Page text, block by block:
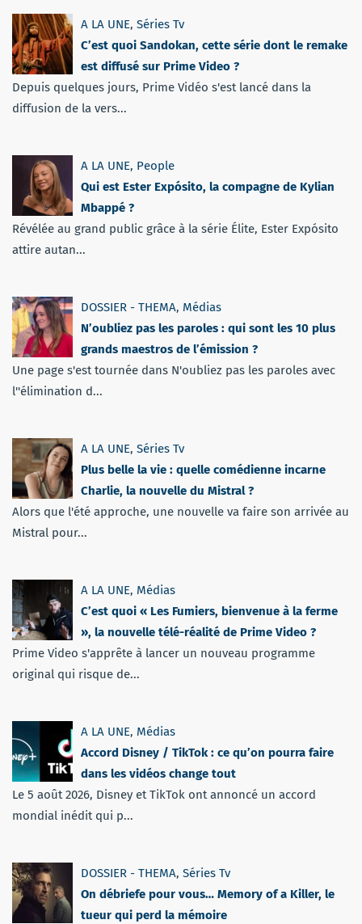
A LA UNE, Séries Tv
C’est quoi Sandokan, cette série dont le remake
est diffusé sur Prime Video ?
Depuis quelques jours, Prime Vidéo s'est lancé dans la
diffusion de la vers...
A LA UNE, People
Qui est Ester Expósito, la compagne de Kylian
Mbappé ?
Révélée au grand public grâce à la série Élite, Ester Expósito
attire autan...
DOSSIER - THEMA, Médias
N’oubliez pas les paroles : qui sont les 10 plus
grands maestros de l’émission ?
Une page s'est tournée dans N'oubliez pas les paroles avec
l''élimination d...
A LA UNE, Séries Tv
Plus belle la vie : quelle comédienne incarne
Charlie, la nouvelle du Mistral ?
Alors que l'été approche, une nouvelle va faire son arrivée au
Mistral pour...
A LA UNE, Médias
C’est quoi « Les Fumiers, bienvenue à la ferme
», la nouvelle télé-réalité de Prime Video ?
Prime Video s'apprête à lancer un nouveau programme
original qui risque de...
A LA UNE, Médias
Accord Disney / TikTok : ce qu’on pourra faire
dans les vidéos change tout
Le 5 août 2026, Disney et TikTok ont annoncé un accord
mondial inédit qui p...
DOSSIER - THEMA, Séries Tv
On débriefe pour vous… Memory of a Killer, le
tueur qui perd la mémoire